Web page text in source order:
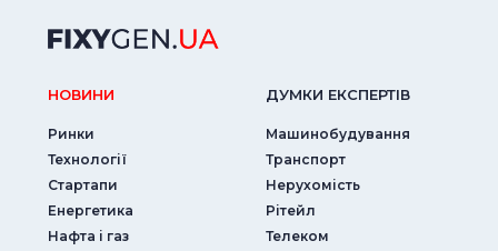
НОВИНИ
Ринки
Технології
Стартапи
Енергетика
Нафта і газ
ДУМКИ ЕКСПЕРТIВ
Машинобудування
Транспорт
Нерухомість
Рітейл
Телеком